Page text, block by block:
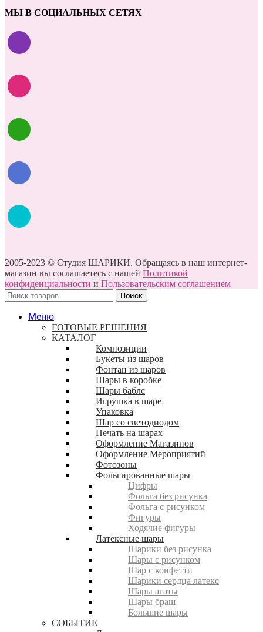
МЫ В СОЦИАЛЬНЫХ СЕТЯХ
2005-2023 © Студия ШАРИКИ. Обращаясь в наш интернет-
магазин вы соглашаетесь с нашей Политикой
конфиденциальности и Пользовательским соглашением
Поиск
Меню
ГОТОВЫЕ РЕШЕНИЯ
КАТАЛОГ
Композиции
Букеты из шаров
Фонтан из шаров
Шары в коробке
Шары баблс
Игрушка в шаре
Упаковка
Шар со светодиодом
Печать на шарах
Оформление Магазинов
Оформление Мероприятий
Фотозоны
Фольгированные шары
Цифры
Фольга без рисунка
Фольга с рисунком
Фигуры
Ходячие фигуры
Латексные шары
Шарики без рисунка
Шары с рисунком
Шар с конфетти
Шарики сердца латекс
Шары агаты
Шары браш
Большие шары
СОБЫТИЕ